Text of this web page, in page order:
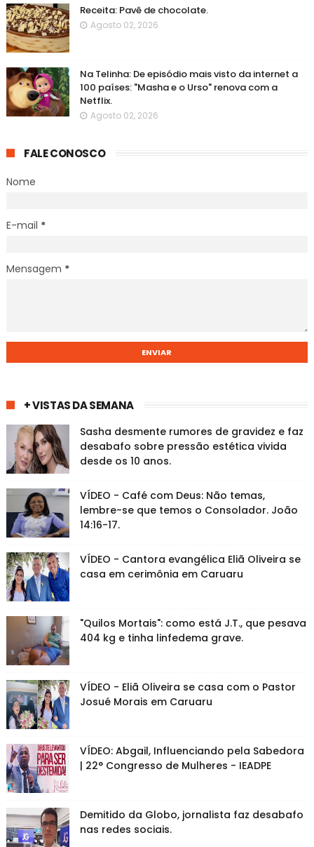
Receita: Pavê de chocolate.
Agosto 02, 2026
Na Telinha: De episódio mais visto da internet a
100 países: "Masha e o Urso" renova com a
Netflix.
Agosto 02, 2026
FALE CONOSCO
Nome
E-mail *
Mensagem *
+ VISTAS DA SEMANA
Sasha desmente rumores de gravidez e faz
desabafo sobre pressão estética vivida
desde os 10 anos.
VÍDEO - Café com Deus: Não temas,
lembre-se que temos o Consolador. João
14:16-17.
VÍDEO - Cantora evangélica Eliã Oliveira se
casa em cerimônia em Caruaru
"Quilos Mortais": como está J.T., que pesava
404 kg e tinha linfedema grave.
VÍDEO - Eliã Oliveira se casa com o Pastor
Josué Morais em Caruaru
VÍDEO: Abgail, Influenciando pela Sabedora
| 22° Congresso de Mulheres - IEADPE
Demitido da Globo, jornalista faz desabafo
nas redes sociais.